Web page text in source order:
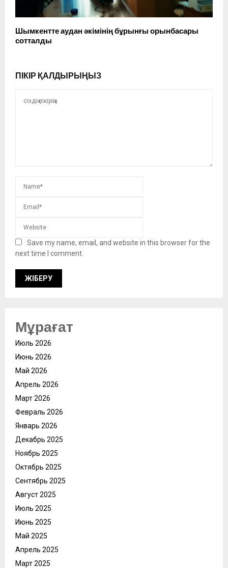
Шымкентте аудан әкімінің бұрынғы орынбасары
сотталды
ПІКІР ҚАЛДЫРЫҢЫЗ
Save my name, email, and website in this browser for the
next time I comment.
Мұрағат
Июль 2026
Июнь 2026
Май 2026
Апрель 2026
Март 2026
Февраль 2026
Январь 2026
Декабрь 2025
Ноябрь 2025
Октябрь 2025
Сентябрь 2025
Август 2025
Июль 2025
Июнь 2025
Май 2025
Апрель 2025
Март 2025